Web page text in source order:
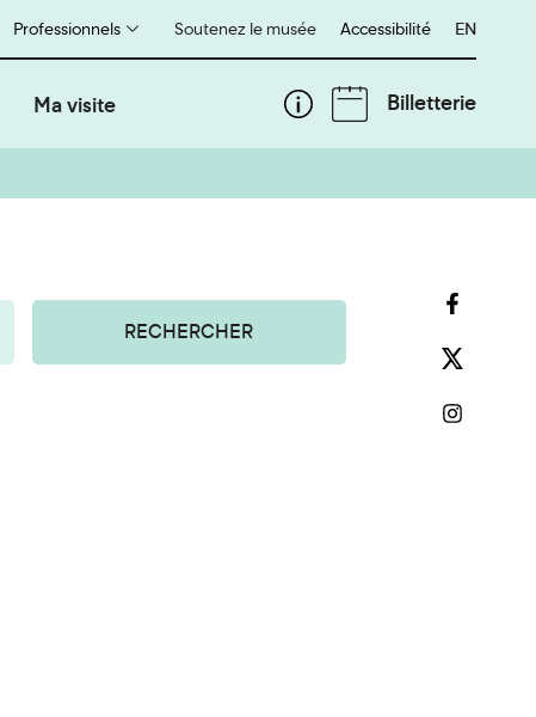
Soutenez le musée
Professionnels Accessibilité English
EN
Ma visite Billetterie
RECHERCHER